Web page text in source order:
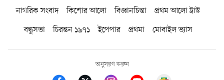
নাগরিক সংবাদ কিশোর আলো বিজ্ঞানচিন্তা
প্রথম আলো ট্রাস্ট
বন্ধুসভা
চিরন্তন ১৯৭১ ইপেপার প্রথমা মোবাইল ভ্যাস
অনুসরণ করুন